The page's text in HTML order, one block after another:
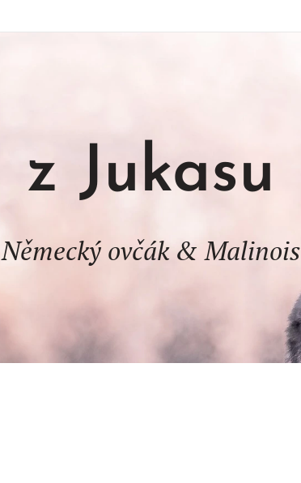
z Jukasu
Německý ovčák & Malinois